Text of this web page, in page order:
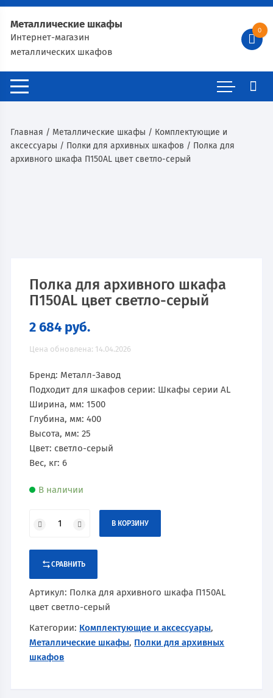
Металлические шкафы
Интернет-магазин
металлических шкафов
0
Главная / Металлические шкафы / Комплектующие и
аксессуары / Полки для архивных шкафов / Полка для
архивного шкафа П150AL цвет светло-серый
Полка для архивного шкафа
П150AL цвет светло-серый
2 684 руб.
Цена обновлена: 14.04.2026
Бренд: Металл-Завод
Подходит для шкафов серии: Шкафы серии AL
Ширина, мм: 1500
Глубина, мм: 400
Высота, мм: 25
Цвет: светло-серый
Вес, кг: 6
В наличии
В КОРЗИНУ
СРАВНИТЬ
Артикул: Полка для архивного шкафа П150AL
цвет светло-серый
Категории: Комплектующие и аксессуары,
Металлические шкафы, Полки для архивных
шкафов